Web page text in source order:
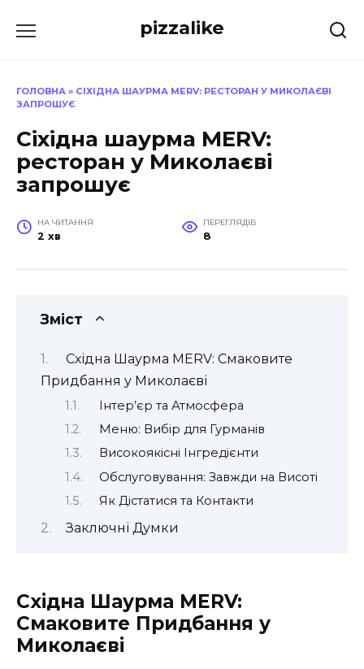
до
pizzalike
ГОЛОВНА » СІХІДНА ШАУРМА MERV: РЕСТОРАН У МИКОЛАЄВІ
ЗАПРОШУЄ
Сіхідна шаурма MERV:
ресторан у Миколаєві
запрошує
НА ЧИТАННЯ
2 хв
ПЕРЕГЛЯДІВ
8
Зміст
Східна Шаурма MERV: Смаковите
Придбання у Миколаєві
Інтер’єр та Атмосфера
Меню: Вибір для Гурманів
Високоякісні Інгредієнти
Обслуговування: Завжди на Висоті
Як Дістатися та Контакти
Заключні Думки
Східна Шаурма MERV:
Смаковите Придбання у
Миколаєві